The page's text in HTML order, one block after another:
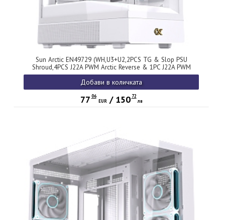
Sun Arctic EN49729 (WH,U3+U2,2PCS TG & Slop PSU
Shroud,4PCS J22A PWM Arctic Reverse & 1PC J22A PWM
Arctic,ARGB PCB)
Добави в количката
77 06
EUR/ 150 72
лв